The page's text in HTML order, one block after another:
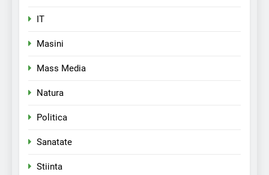
IT
Masini
Mass Media
Natura
Politica
Sanatate
Stiinta